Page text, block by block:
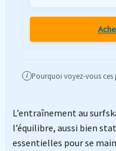
i Pourquoi voyez-vous ces
L’entraînement au
l’équilibre, aussi bien
essentielles pour se